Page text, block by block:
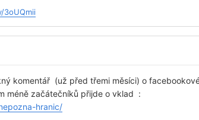
3oUQmii
komentář (už před třemi měsíci) o
méně začátečníků přijde o vklad :
hranic/